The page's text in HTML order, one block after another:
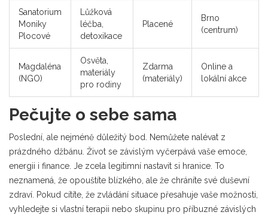
Sanatorium
Moniky
Plocové
Lůžková
léčba,
detoxikace
Placené
Brno
(centrum)
Magdaléna
(NGO)
Osvěta,
materiály
pro rodiny
Zdarma
(materiály)
Online a
lokální akce
Pečujte o sebe sama
Poslední, ale nejméně důležitý bod. Nemůžete nalévat z
prázdného džbánu. Život se závislým vyčerpává vaše emoce,
energii i finance. Je zcela legitimní nastavit si hranice. To
neznamená, že opouštíte blízkého, ale že chráníte své duševní
zdraví. Pokud cítíte, že zvládání situace přesahuje vaše možnosti,
vyhledejte si vlastní terapii nebo skupinu pro příbuzné závislých